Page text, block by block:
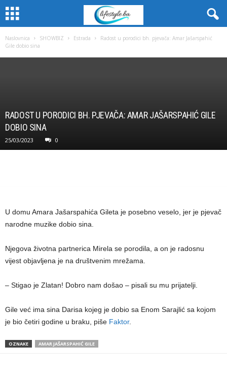
Naslovnica SHOWBIZ Estrada
Radost u porodici bh. pjevača: Amar Jašarspahić
Gile dobio sina
RADOST U PORODICI BH. PJEVAČA: AMAR JAŠARSPAHIĆ GILE
DOBIO SINA
25/03/2023 0
U domu Amara Jašarspahića Gileta je posebno veselo, jer je pjevač
narodne muzike dobio sina.
Njegova životna partnerica Mirela se porodila, a on je radosnu
vijest objavljena je na društvenim mrežama.
– Stigao je Zlatan! Dobro nam došao – pisali su mu prijatelji.
Gile već ima sina Darisa kojeg je dobio sa Enom Sarajlić sa kojom
je bio četiri godine u braku, piše Faktor.
OZNAKE AMAR JAŠARSPAHIĆ GILE